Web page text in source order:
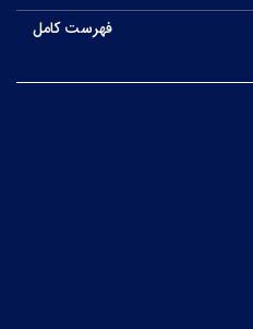
فهرست کامل